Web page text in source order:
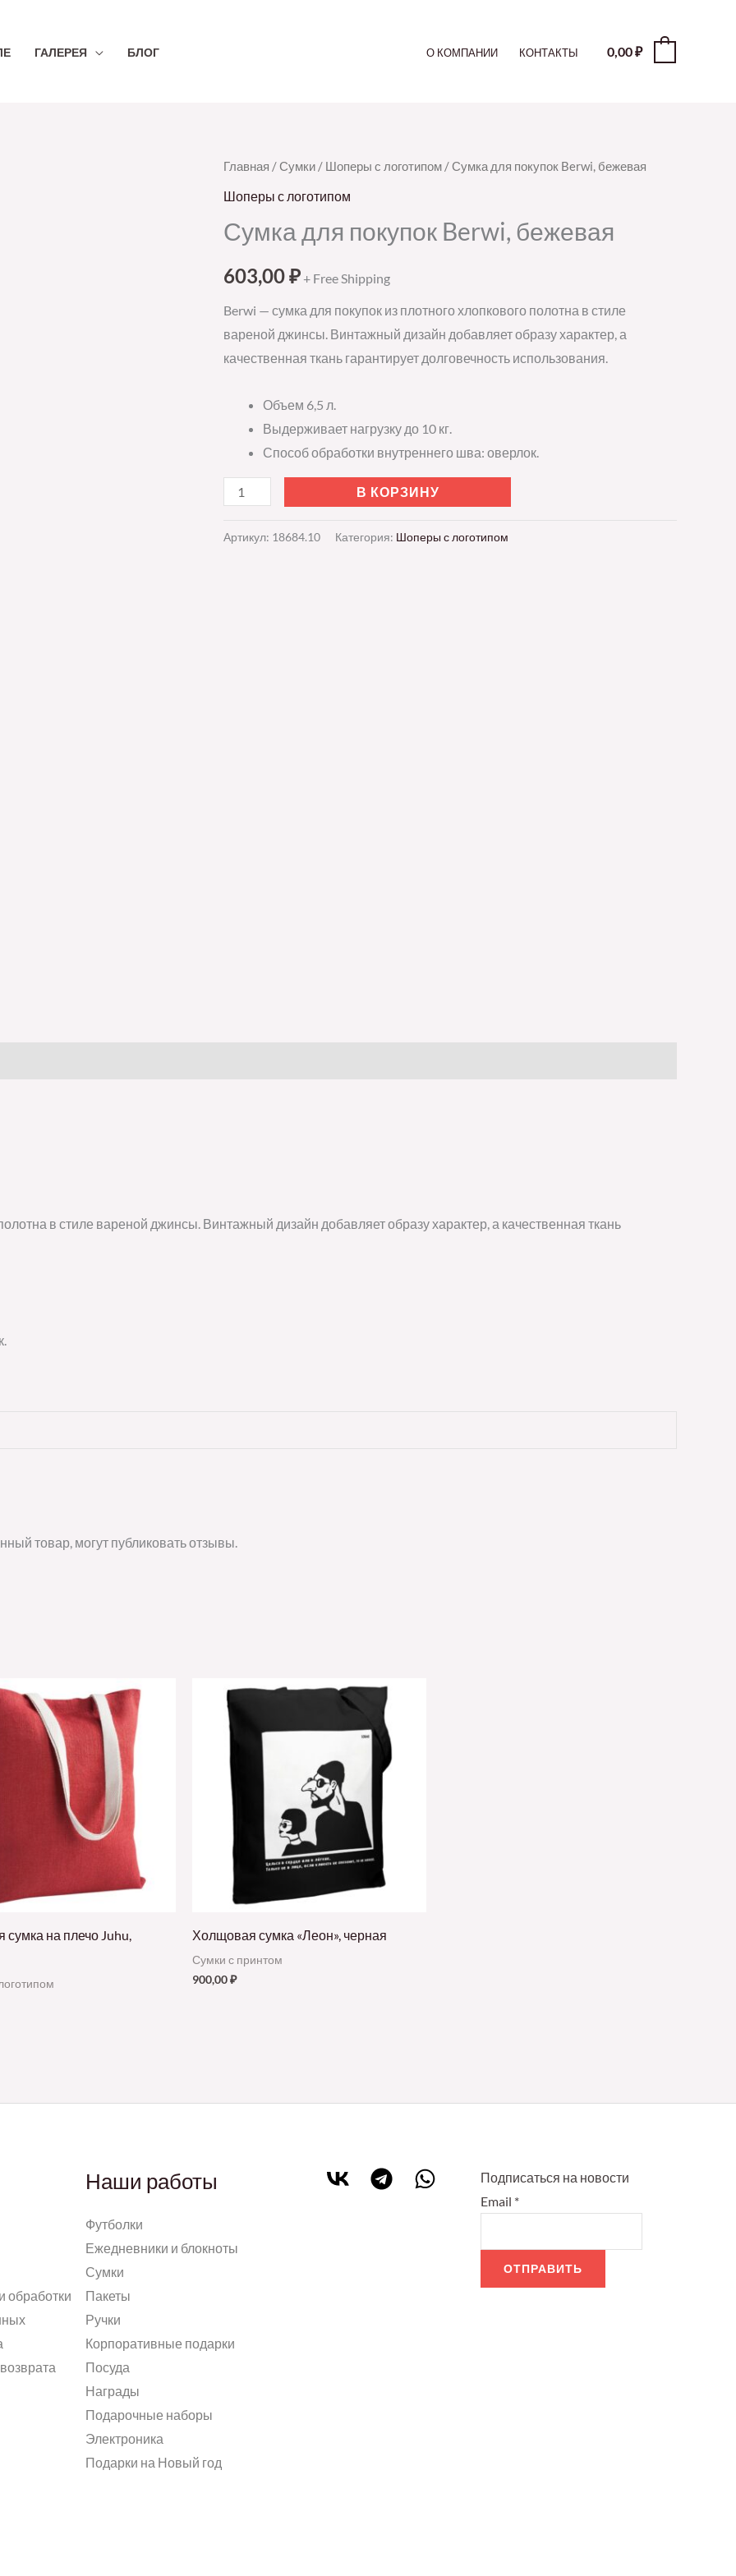
ГАЛЕРЕЯ БЛОГ О КОМПАНИИ КОНТАКТЫ 0,00₽
Главная /Сумки / Шоперы с логотипом / Сумка для покупок Berwi, бежевая
Шоперы с логотипом
Сумка для покупок Berwi, бежевая
603,00₽ + Free Shipping
Berwi — сумка для покупок из плотного хлопкового полотна в стиле
вареной джинсы. Винтажный дизайн добавляет образу характер, а
качественная ткань гарантирует долговечность использования.
Объем 6,5 л.
Выдерживает нагрузку до 10 кг.
Способ обработки внутреннего шва: оверлок.
Количество
товара
для
Berwi,
бежевая
В КОРЗИНУ
Артикул: 18684.10 Категория: Шоперы с логотипом
в стиле вареной джинсы. Винтажный дизайн добавляет образу характер, а качественная ткань
товар, могут публиковать отзывы.
на плечо Juhu,
Холщовая сумка «Леон», черная
Сумки с принтом
900,00₽
обработки
Наши работы
Футболки
Ежедневники и блокноты
Сумки
Пакеты
Ручки
Корпоративные подарки
Посуда
Награды
Подарочные наборы
Электроника
Подарки на Новый год
Подписаться на новости
Email *
ОТПРАВИТЬ